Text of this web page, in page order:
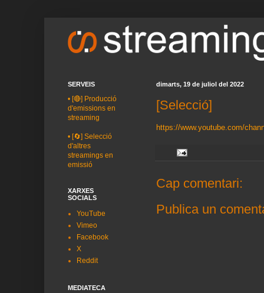
dimarts, 19 de juliol del 2022
[Selecció]
https://www.youtube.com/
Cap comentari:
Publica un
SERVEIS
• [🔴] Producció
d'emissions en
streaming
• [🔄] Selecció
d'altres
streamings en
emissió
XARXES
SOCIALS
YouTube
Vimeo
Facebook
X
Reddit
MEDIATECA